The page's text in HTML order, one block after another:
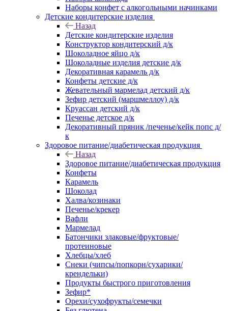
Наборы конфет с алкогольными начинками
Детские кондитерские изделия
Назад
Детские кондитерские изделия
Конструктор кондитерский д/к
Шоколадное яйцо д/к
Шоколадные изделия детские д/к
Декоративная карамель д/к
Конфеты детские д/к
Жевательный мармелад детский д/к
Зефир детский (маршмеллоу) д/к
Круассан детский д/к
Печенье детское д/к
Декоративный пряник /печенье/кейк попс д/
к
Здоровое питание/диабетическая продукция
Назад
Здоровое питание/диабетическая продукция
Конфеты
Карамель
Шоколад
Халва/козинаки
Печенье/крекер
Вафли
Мармелад
Батончики злаковые/фруктовые/
протеиновые
Хлебцы/хлеб
Снеки (чипсы/попкорн/сухарики/
крендельки)
Продукты быстрого приготовления
Зефир*
Орехи/сухофрукты/семечки